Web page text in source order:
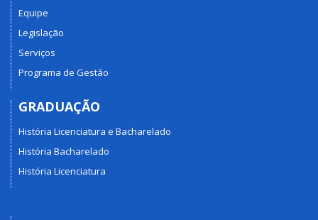
Equipe
Legislação
Serviços
Programa de Gestão
GRADUAÇÃO
História Licenciatura e Bacharelado
História Bacharelado
História Licenciatura